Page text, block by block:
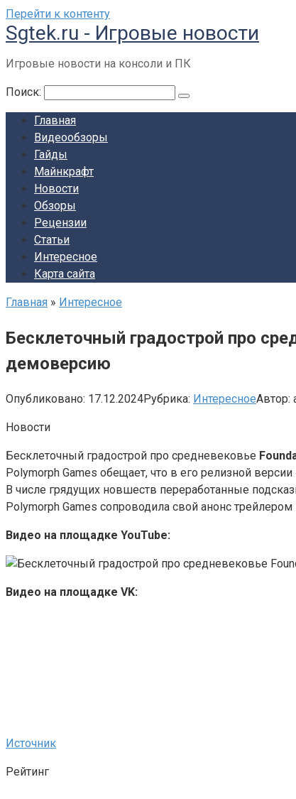
Перейти к контенту
Sgtek.ru - Игровые новости
Игровые новости на консоли и ПК
Поиск:
Главная
Видеообзоры
Гайды
Майнкрафт
Новости
Обзоры
Рецензии
Статьи
Интересное
Карта сайта
Главная » Интересное
Бесклеточный градострой про
демоверсию
Опубликовано: 17.12.2024Рубрика: ИнтересноеАвтор:
Новости
Бесклеточный градострой про средневековье
Polymorph Games обещает, что в его релизной версии
В числе грядущих новшеств переработанные
Polymorph Games сопроводила свой анонс
Видео на площадке YouTube:
Видео на площадке VK:
Источник
Рейтинг